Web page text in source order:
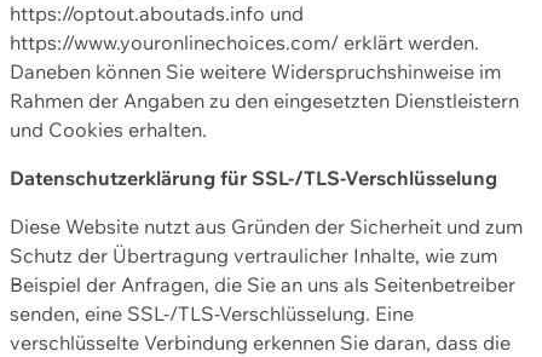
https://optout.aboutads.info und
https://www.youronlinechoices.com/ erklärt werden.
Daneben können Sie weitere Widerspruchshinweise im
Rahmen der Angaben zu den eingesetzten Dienstleistern
und Cookies erhalten.
Datenschutzerklärung für SSL-/TLS-Verschlüsselung
Diese Website nutzt aus Gründen der Sicherheit und zum
Schutz der Übertragung vertraulicher Inhalte, wie zum
Beispiel der Anfragen, die Sie an uns als Seitenbetreiber
senden, eine SSL-/TLS-Verschlüsselung. Eine
verschlüsselte Verbindung erkennen Sie daran, dass die